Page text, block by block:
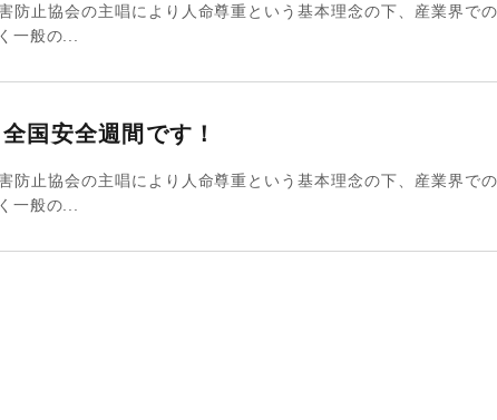
防止協会の主唱により人命尊重という基本理念の下、産業界で
一般の...
全国安全週間です！
防止協会の主唱により人命尊重という基本理念の下、産業界で
一般の...